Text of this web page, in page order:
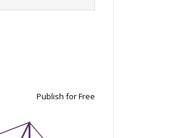
Publish for Free